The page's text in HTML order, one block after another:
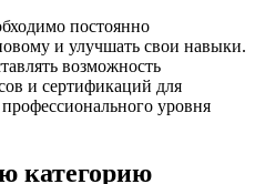
постоянно
и улучшать свои навыки.
возможность
и сертификаций для
уровня
категорию